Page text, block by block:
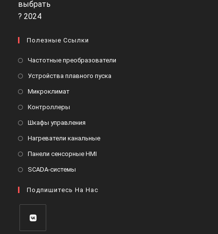
Полезные Ссылки
Частотные преобразователи
Устройства плавного пуска
Микроклимат
Контроллеры
Шкафы управления
Нагреватели канальные
Панели сенсорные HMI
SCADA-системы
Подпишитесь На Нас